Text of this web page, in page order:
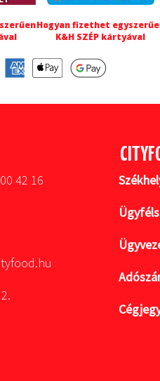
Hogyan fizethet
K&H SZÉP kártyával
42 16